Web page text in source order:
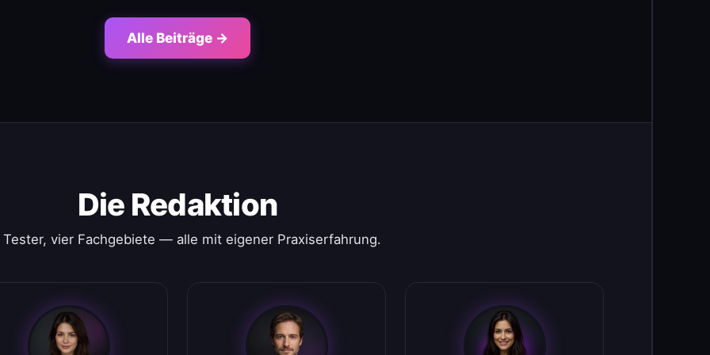
Alle Beiträge →
Die Redaktion
Tester, vier Fachgebiete — alle mit eigener Praxiserfahrung.